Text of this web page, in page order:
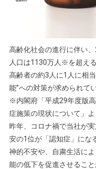
高齢化社会の進行に伴い
人口は1130万人※を超え
高齢者の約3人に1人に相
能”への対策が求められて
※内閣府「平成29年度版
症施策の現状について」よ
昨年、コロナ禍で当社が
安の1位が「認知症」にな
神的不安や、自粛生活に
能の低下を促進させるこ